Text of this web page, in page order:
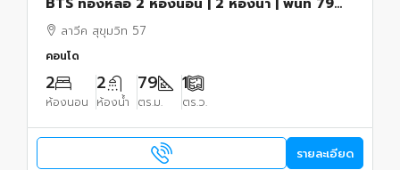
ตารางเมตร
ลาวีค สุขุมวิท 57
คอนโด
2
ห้องนอน
2
ห้องน้ำ
79
ตร.ม.
1
ตร.ว.
รายละเอียด